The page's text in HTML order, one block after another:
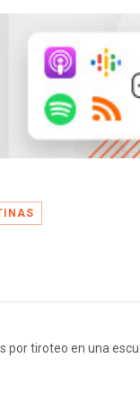
por tiroteo en una